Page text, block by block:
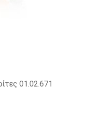
01.02.671